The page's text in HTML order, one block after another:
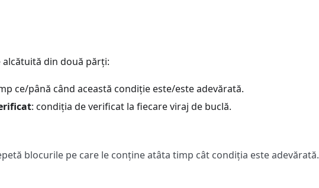
alcătuită din două părți:
ce/până când această condiție este/este adevărată.
: condiția de verificat la fiecare viraj de buclă.
blocurile pe care le conține atâta timp cât condiția este adevărată.